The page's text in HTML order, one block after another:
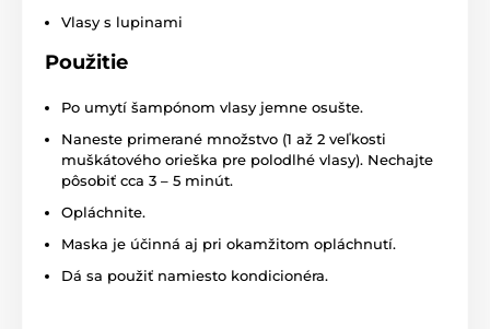
Vlasy s lupinami
Použitie
Po umytí šampónom vlasy jemne osušte.
Naneste primerané množstvo (1 až 2 veľkosti
muškátového orieška pre polodlhé vlasy). Nechajte
pôsobiť cca 3 – 5 minút.
Opláchnite.
Maska je účinná aj pri okamžitom opláchnutí.
Dá sa použiť namiesto kondicionéra.